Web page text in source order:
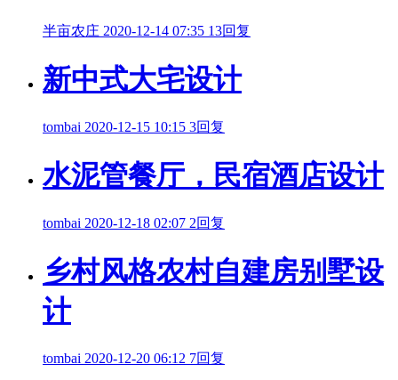
半亩农庄 2020-12-14 07:35 13回复
新中式大宅设计
tombai 2020-12-15 10:15 3回复
水泥管餐厅，民宿酒店设计
tombai 2020-12-18 02:07 2回复
乡村风格农村自建房别墅设
计
tombai 2020-12-20 06:12 7回复